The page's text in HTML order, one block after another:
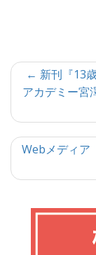
投
稿
ナ
ビ
ゲ
← 新刊『13
アカデミー宮
Webメディア